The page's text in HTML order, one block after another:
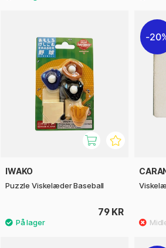
IWAKO
Puzzle Viskelæder Baseball
79 KR